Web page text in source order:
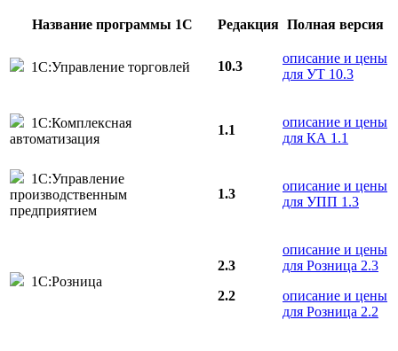
Название программы 1С Редакция Полная версия
1С:Управление торговлей 10.3
описание и цены
для УТ 10.3
1С:Комплексная
автоматизация
1.1
описание и цены
для КА 1.1
1С:Управление
производственным
предприятием
1.3
описание и цены
для УПП 1.3
1С:Розница
2.3
2.2
описание и цены
для Розница 2.3
описание и цены
для Розница 2.2